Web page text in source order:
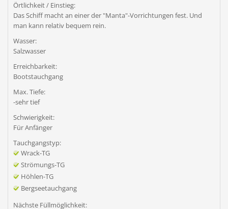
Örtlichkeit / Einstieg:
Das Schiff macht an einer der "Manta"-Vorrichtungen fest. Und
man kann relativ bequem rein.
Wasser:
Salzwasser
Erreichbarkeit:
Bootstauchgang
Max. Tiefe:
-sehr tief
Schwierigkeit:
Für Anfänger
Tauchgangstyp:
Wrack-TG
Strömungs-TG
Höhlen-TG
Bergseetauchgang
Nächste Füllmöglichkeit: